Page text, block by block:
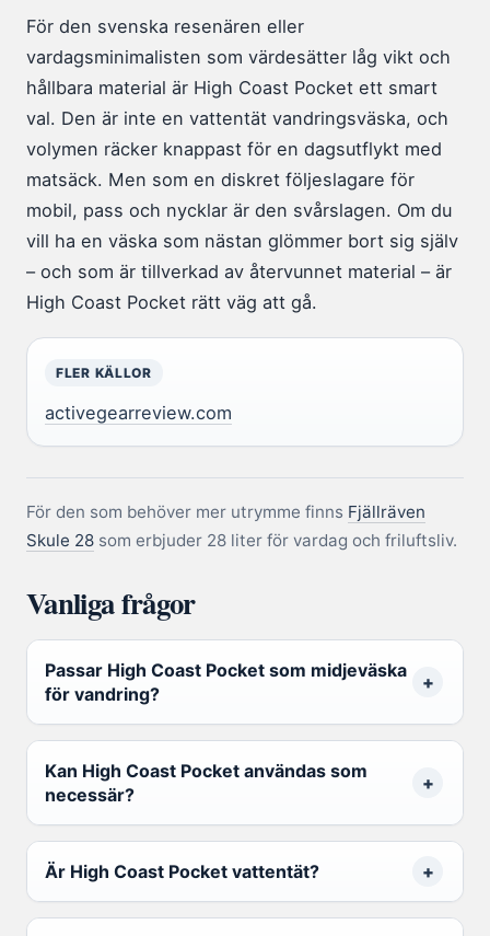
För den svenska resenären eller
vardagsminimalisten som värdesätter låg vikt och
hållbara material är High Coast Pocket ett smart
val. Den är inte en vattentät vandringsväska, och
volymen räcker knappast för en dagsutflykt med
matsäck. Men som en diskret följeslagare för
mobil, pass och nycklar är den svårslagen. Om du
vill ha en väska som nästan glömmer bort sig själv
– och som är tillverkad av återvunnet material – är
High Coast Pocket rätt väg att gå.
FLER KÄLLOR
activegearreview.com
För den som behöver mer utrymme finns Fjällräven
Skule 28 som erbjuder 28 liter för vardag och friluftsliv.
Vanliga frågor
Passar High Coast Pocket som midjeväska
för vandring?
Kan High Coast Pocket användas som
necessär?
Är High Coast Pocket vattentät?